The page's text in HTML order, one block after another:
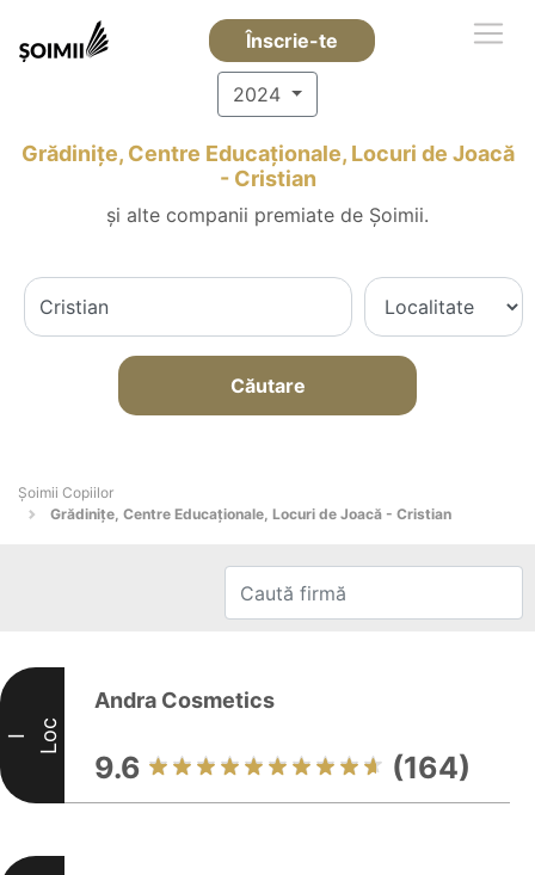
Înscrie-te
2024
Grădinițe, Centre Educaționale, Locuri de Joacă
- Cristian
și alte companii premiate de Șoimii.
Căutare
Șoimii Copiilor
Grădinițe, Centre Educaționale, Locuri de Joacă - Cristian
I Loc
Andra Cosmetics
9.6 (164)